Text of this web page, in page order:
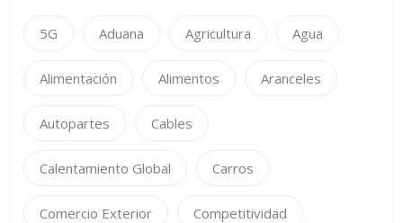
5G Aduana Agricultura Agua
Alimentación Alimentos Aranceles
Autopartes Cables
Calentamiento Global Carros
Comercio Exterior Competitividad